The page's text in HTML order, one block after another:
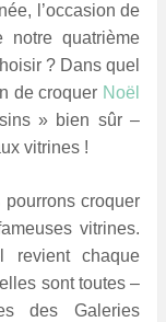
l’occasion de
notre quatrième
? Dans quel
de croquer Noël
» bien sûr –
vitrines !
croquer
vitrines.
revient chaque
sont toutes –
des Galeries